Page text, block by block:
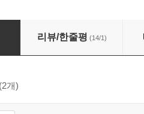
리뷰/한줄평 (14/1)
(2개)